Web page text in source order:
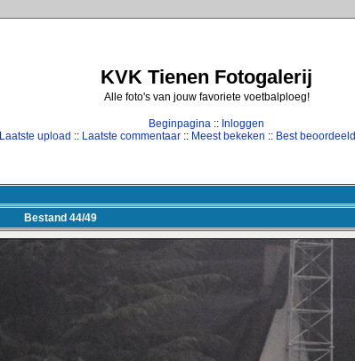
KVK Tienen Fotogalerij
Alle foto's van jouw favoriete voetbalploeg!
Beginpagina :: Inloggen
Laatste upload :: Laatste commentaar:: Meest bekeken :: Best beoordeeld
Bestand 44/49